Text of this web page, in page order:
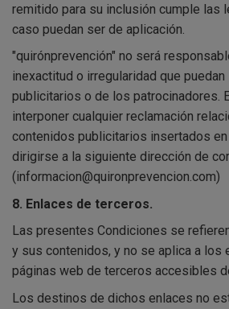
remitido para su inclusión cumple las
caso puedan ser de aplicación.
"quirónprevención" no será
inexactitud o irregularidad que
publicitarios o de los patrocinadores.
interponer cualquier reclamación
contenidos publicitarios insertados
dirigirse a la siguiente dirección de
(informacion@quironprevencion.com)
8. Enlaces de terceros.
Las presentes Condiciones se
y sus contenidos, y no se aplica a los
páginas web de terceros accesibles
Los destinos de dichos enlaces no